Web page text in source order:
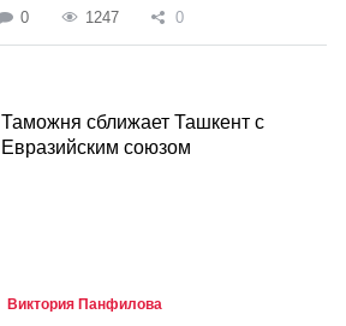
0 1247 0
Таможня сближает Ташкент с
Евразийским союзом
Виктория Панфилова